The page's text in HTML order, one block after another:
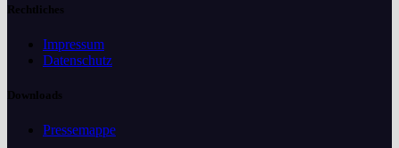
Rechtliches
Impressum
Datenschutz
Downloads
Pressemappe